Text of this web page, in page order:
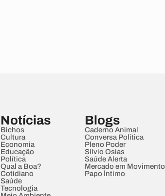
Notícias
Bichos
Cultura
Economia
Educação
Política
Qual a Boa?
Cotidiano
Saúde
Tecnologia
Blogs
Caderno Animal
Conversa Política
Pleno Poder
Sílvio Osias
Saúde Alerta
Mercado em Movimento
Papo Íntimo